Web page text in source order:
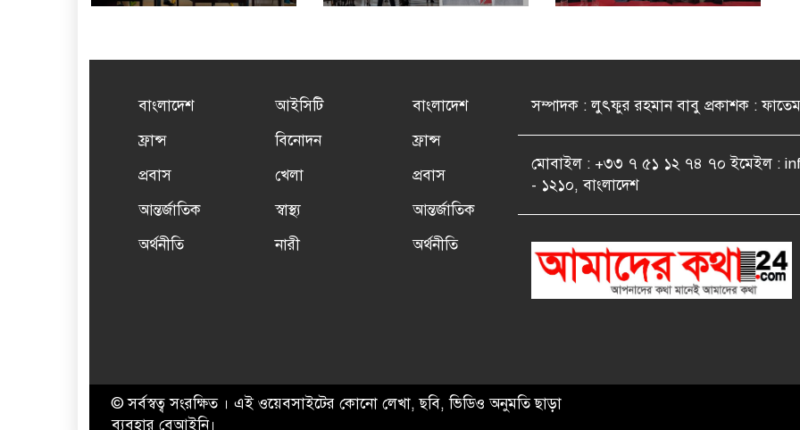
বাংলাদেশ
ফ্রান্স
প্রবাস
আন্তর্জাতিক
অর্থনীতি
আইসিটি
বিনোদন
খেলা
স্বাস্থ্য
নারী
বাংলাদেশ
ফ্রান্স
প্রবাস
আন্তর্জাতিক
অর্থনীতি
সম্পাদক : লুৎফুর রহমান বাবু প্রকাশক :
মোবাইল : +৩৩ ৭ ৫১ ১২ ৭৪ ৭০ ইমেইল :
- ১২১০, বাংলাদেশ
© সর্বস্বত্ব সংরক্ষিত । এই ওয়েবসাইটের কোনো লেখা, ছবি, ভিডিও অনুমতি ছাড়া
ব্যবহার বেআইনি।